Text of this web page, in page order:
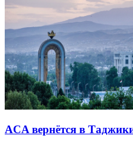
ACA вернётся в